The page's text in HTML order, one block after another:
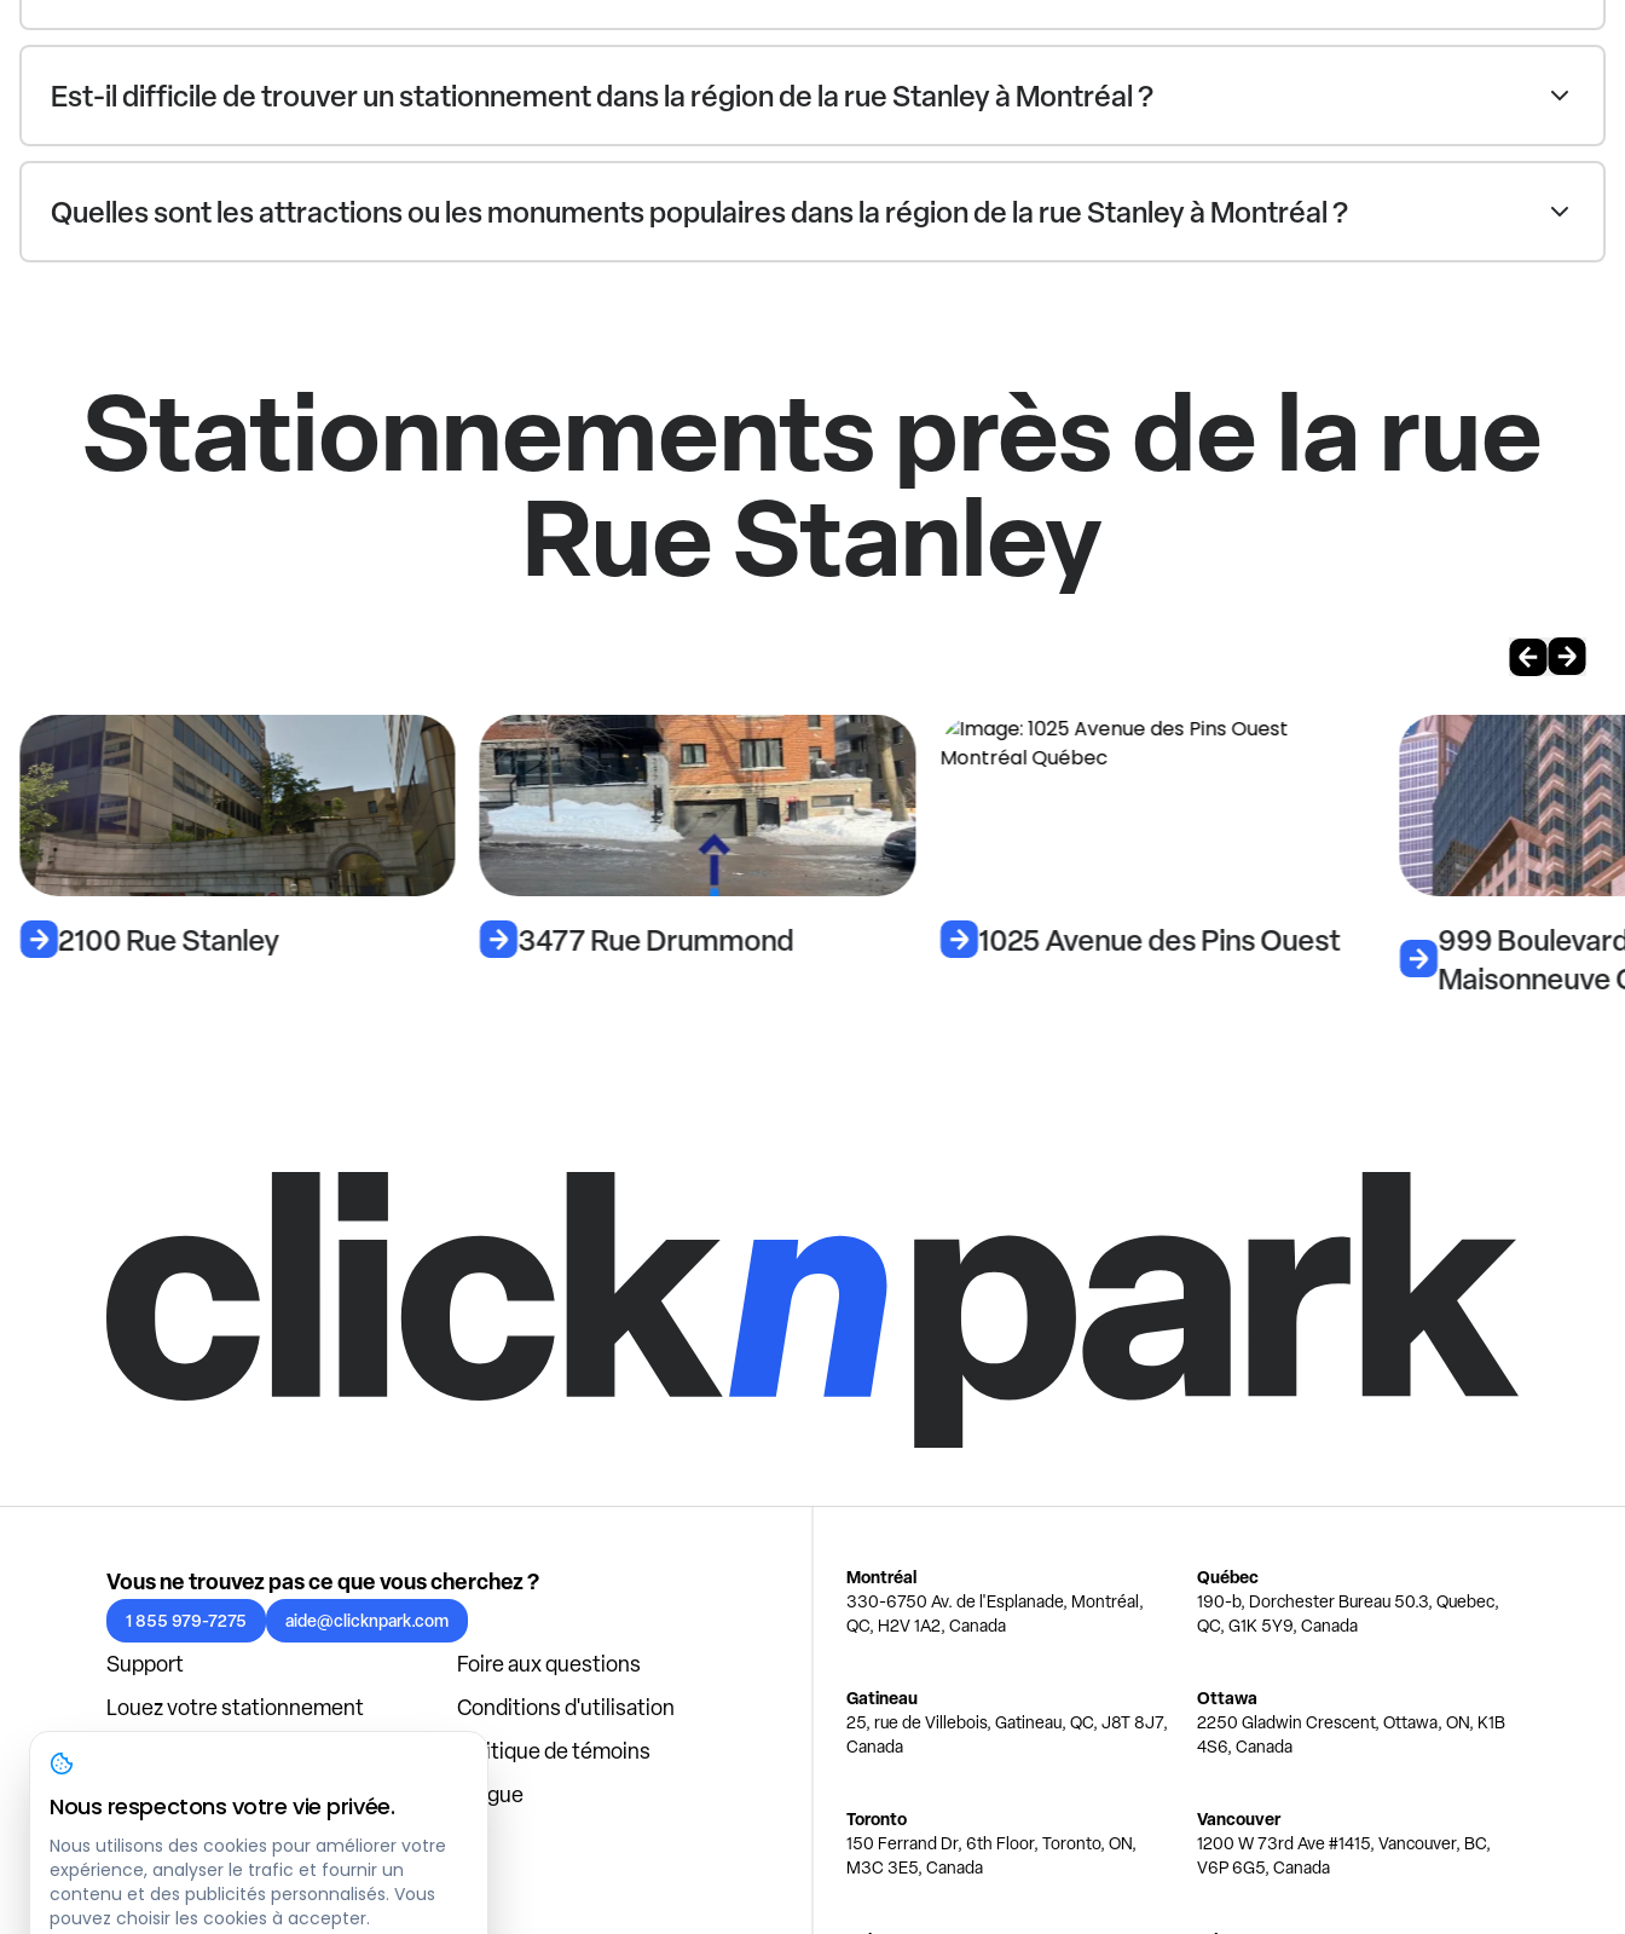
Est-il difficile de trouver un stationnement dans la région de la rue Stanley à Montréal ?
Quelles sont les attractions ou les monuments populaires dans la région de la rue Stanley à Montréal ?
Stationnements près de la rue
Rue Stanley
2100 Rue Stanley 3477 Rue Drummond 1025 Avenue des Pins Ouest
999
Maisonneuve
Vous ne trouvez pas ce que vous cherchez ?
1 855 979-7275 aide@clicknpark.com
Support
Foire aux questions
Louez votre stationnement
Conditions d'utilisation
Politique de témoins
À propos
Blogue
Connexion au tableau de bord
Montréal
330-6750 Av. de l'Esplanade, Montréal,
QC, H2V 1A2, Canada
Québec
190-b, Dorchester Bureau 50.3, Quebec,
QC, G1K 5Y9, Canada
Gatineau
25, rue de Villebois, Gatineau, QC, J8T 8J7,
Canada
Ottawa
2250 Gladwin Crescent, Ottawa, ON, K1B
4S6, Canada
Toronto
150 Ferrand Dr, 6th Floor, Toronto, ON,
M3C 3E5, Canada
Vancouver
1200 W 73rd Ave #1415, Vancouver, BC,
V6P 6G5, Canada
Nous respectons votre vie privée.
Nous utilisons des cookies pour améliorer votre
expérience, analyser le trafic et fournir un
contenu et des publicités personnalisés. Vous
pouvez choisir les cookies à accepter.